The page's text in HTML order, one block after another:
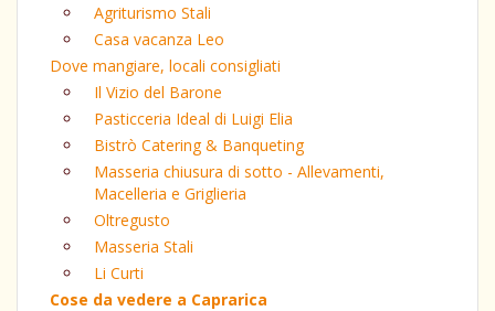
Agriturismo Stali
Casa vacanza Leo
Dove mangiare, locali consigliati
Il Vizio del Barone
Pasticceria Ideal di Luigi Elia
Bistrò Catering & Banqueting
Masseria chiusura di sotto - Allevamenti,
Macelleria e Griglieria
Oltregusto
Masseria Stali
Li Curti
Cose da vedere a Caprarica